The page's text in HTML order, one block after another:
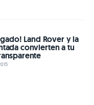
Land Rover y la
convierten a tu